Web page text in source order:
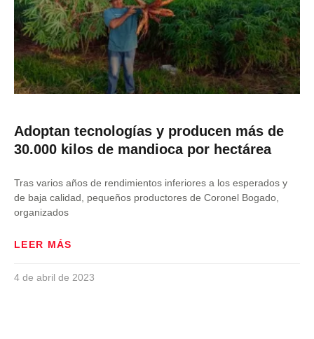
Adoptan tecnologías y producen más de
30.000 kilos de mandioca por hectárea
Tras varios años de rendimientos inferiores a los esperados y
de baja calidad, pequeños productores de Coronel Bogado,
organizados
LEER MÁS
4 de abril de 2023